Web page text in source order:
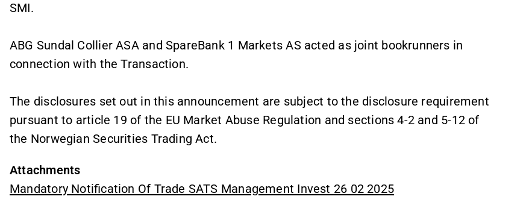
SMI.
ABG Sundal Collier ASA and SpareBank 1 Markets AS acted as joint bookrunners in
connection with the Transaction.
The disclosures set out in this announcement are subject to the disclosure requirement
pursuant to article 19 of the EU Market Abuse Regulation and sections 4-2 and 5-12 of
the Norwegian Securities Trading Act.
Attachments
Mandatory Notification Of Trade SATS Management Invest 26 02 2025